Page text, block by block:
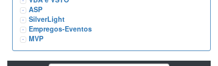
ASP
SilverLight
Empregos-Eventos
MVP